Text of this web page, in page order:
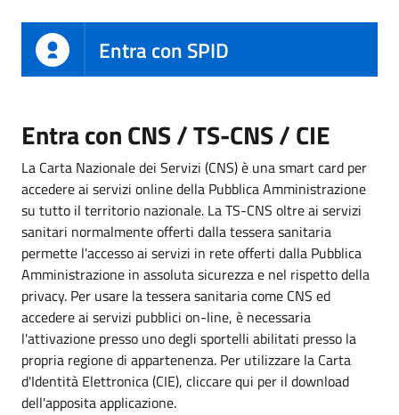
Entra con SPID
Entra con CNS / TS-CNS / CIE
La Carta Nazionale dei Servizi (CNS) è una smart card per
accedere ai servizi online della Pubblica Amministrazione
su tutto il territorio nazionale. La TS-CNS oltre ai servizi
sanitari normalmente offerti dalla tessera sanitaria
permette l'accesso ai servizi in rete offerti dalla Pubblica
Amministrazione in assoluta sicurezza e nel rispetto della
privacy. Per usare la tessera sanitaria come CNS ed
accedere ai servizi pubblici on-line, è necessaria
l'attivazione presso uno degli sportelli abilitati presso la
propria regione di appartenenza. Per utilizzare la Carta
d'Identità Elettronica (CIE), cliccare qui per il download
dell'apposita applicazione.